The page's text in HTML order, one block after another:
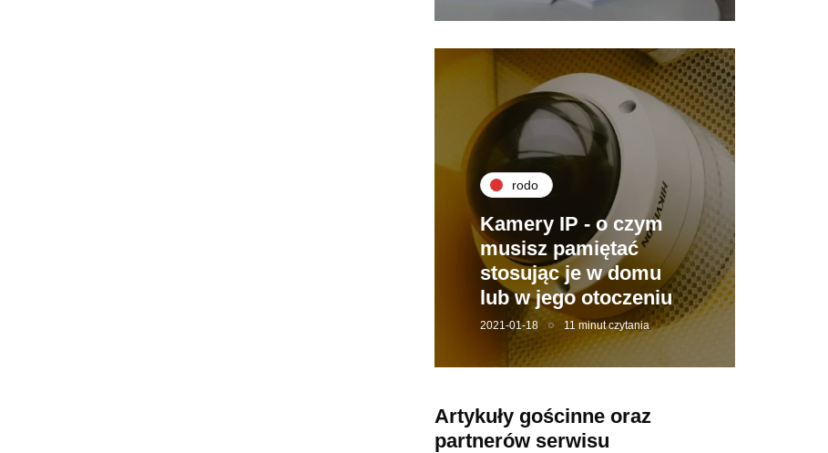
rodo
Kamery IP - o czym
musisz pamiętać
stosując je w domu
lub w jego otoczeniu
2021-01-18 11 minut czytania
Artykuły gościnne oraz
partnerów serwisu